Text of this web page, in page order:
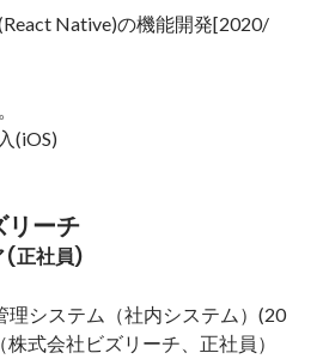
Native)の機能開発[2020/
(iOS)
リーチ
(正社員)
理システム（社内システム）(20
式会社ビズリーチ、正社員）